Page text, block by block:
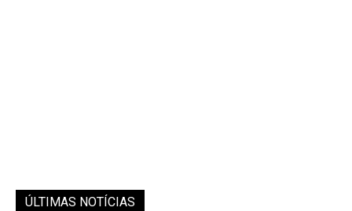
ÚLTIMAS NOTÍCIAS